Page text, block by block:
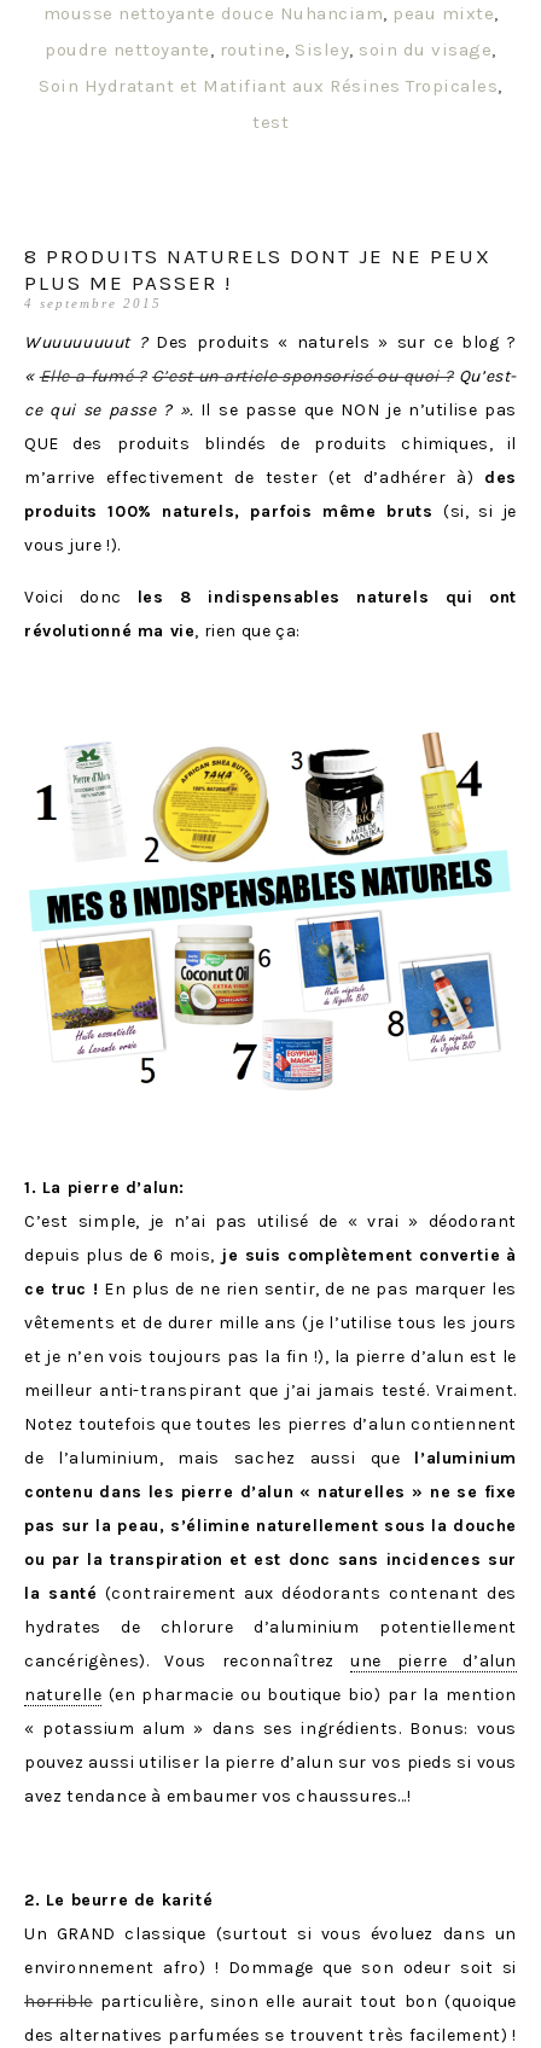
mousse nettoyante douce Nuhanciam, peau mixte,
poudre nettoyante, routine, Sisley, soin du visage,
Soin Hydratant et Matifiant aux Résines Tropicales,
test
8 PRODUITS NATURELS DONT JE NE PEUX
PLUS ME PASSER !
4 septembre 2015
Wuuuuuuuut ? Des produits « naturels » sur ce blog ?
«Elle a fumé ? C’est un article sponsorisé ou quoi ?Qu’est-
ce qui se passe ? ». Il se passe que NON je n’utilise pas
QUE des produits blindés de produits chimiques, il
m’arrive effectivement de tester (et d’adhérer à) des
produits 100% naturels, parfois même bruts (si, si je
vous jure !).
Voici donc les 8 indispensables naturels qui ont
révolutionné ma vie, rien que ça:
1. La pierre d’alun:
C’est simple, je n’ai pas utilisé de « vrai » déodorant
depuis plus de 6 mois, je suis complètement convertie à
ce truc ! En plus de ne rien sentir, de ne pas marquer les
vêtements et de durer mille ans (je l’utilise tous les jours
et je n’en vois toujours pas la fin !), la pierre d’alun est le
meilleur anti-transpirant que j’ai jamais testé. Vraiment.
Notez toutefois que toutes les pierres d’alun contiennent
de l’aluminium, mais sachez aussi que l’aluminium
contenu dans les pierre d’alun « naturelles » ne se fixe
pas sur la peau, s’élimine naturellement sous la douche
ou par la transpiration et est donc sans incidences sur
la santé (contrairement aux déodorants contenant des
hydrates de chlorure d’aluminium potentiellement
cancérigènes). Vous reconnaîtrez une pierre d’alun
naturelle (en pharmacie ou boutique bio) par la mention
« potassium alum » dans ses ingrédients. Bonus: vous
pouvez aussi utiliser la pierre d’alun sur vos pieds si vous
avez tendance à embaumer vos chaussures…!
2. Le beurre de karité
Un GRAND classique (surtout si vous évoluez dans un
environnement afro) ! Dommage que son odeur soit si
horribleparticulière, sinon elle aurait tout bon (quoique
des alternatives parfumées se trouvent très facilement) !